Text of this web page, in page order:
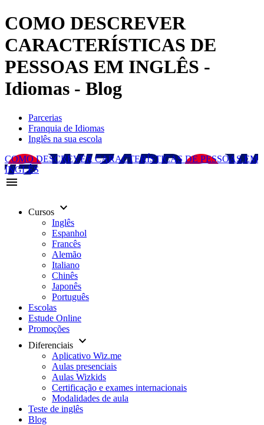
COMO DESCREVER
CARACTERÍSTICAS DE
PESSOAS EM INGLÊS -
Idiomas - Blog
Parcerias
Franquia de Idiomas
Inglês na sua escola
COMO DESCREVER CARACTERÍSTICAS DE PESSOAS EM
INGLÊS
menu
Cursos keyboard_arrow_down
Inglês
Espanhol
Francês
Alemão
Italiano
Chinês
Japonês
Português
Escolas
Estude Online
Promoções
Diferenciais keyboard_arrow_down
Aplicativo Wiz.me
Aulas presenciais
Aulas Wizkids
Certificação e exames internacionais
Modalidades de aula
Teste de inglês
Blog